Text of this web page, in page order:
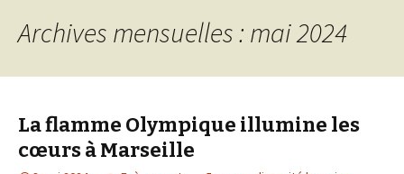
Archives mensuelles : mai 2024
La flamme Olympique illumine les
cœurs à Marseille